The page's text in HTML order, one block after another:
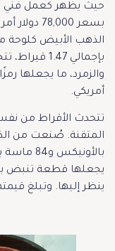
حيث يظهر كعمل فني
بسعر 78,000
بإجمالي 1.47
أمريكي.
تتحدث الأقراط من
يجعلها قطعة تنبض
ينظر إليها. وتبلغ قيمتها 32,300 دولار